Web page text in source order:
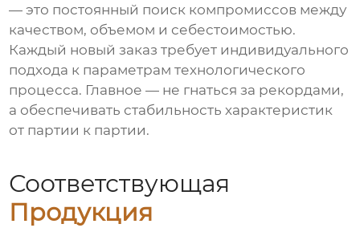
— это постоянный поиск компромиссов между
качеством, объемом и себестоимостью.
Каждый новый заказ требует индивидуального
подхода к параметрам технологического
процесса. Главное — не гнаться за рекордами,
а обеспечивать стабильность характеристик
от партии к партии.
Соответствующая
Продукция